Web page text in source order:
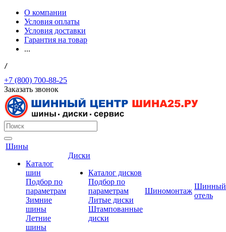
О компании
Условия оплаты
Условия доставки
Гарантия на товар
...
/
+7 (800) 700-88-25
Заказать звонок
Шины
Каталог
шин
Подбор по
параметрам
Зимние
шины
Летние
шины
Диски
Каталог дисков
Подбор по
параметрам
Литые диски
Штампованные
диски
Шиномонтаж
Шинный
отель